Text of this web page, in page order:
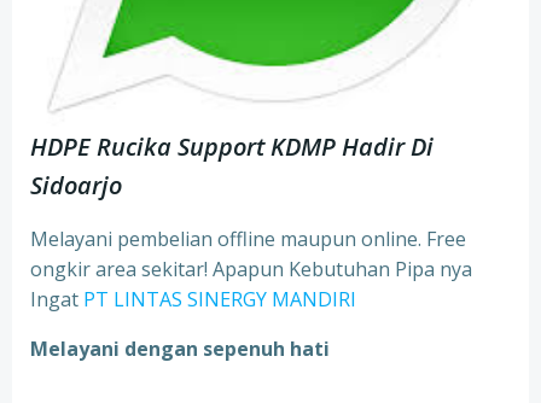
HDPE Rucika Support KDMP Hadir Di
Sidoarjo
Melayani pembelian offline maupun online. Free
ongkir area sekitar! Apapun Kebutuhan Pipa nya
Ingat PT LINTAS SINERGY MANDIRI
Melayani dengan sepenuh hati